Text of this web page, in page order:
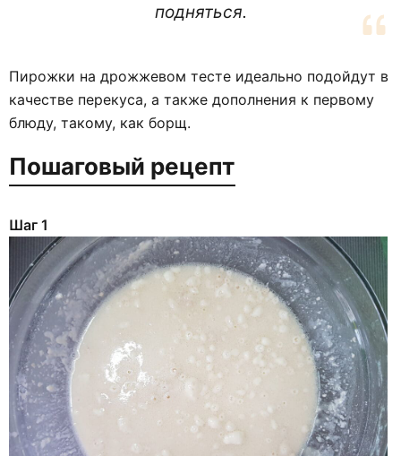
подняться.
Пирожки на дрожжевом тесте идеально подойдут в
качестве перекуса, а также дополнения к первому
блюду, такому, как борщ.
Пошаговый рецепт
Шаг 1